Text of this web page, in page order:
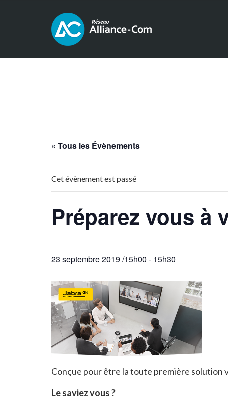
« Tous les Évènements
Cet évènement est passé
Préparez vous à
23 septembre 2019 /15h00 - 15h30
Conçue pour être la toute première solution
Le saviez vous ?